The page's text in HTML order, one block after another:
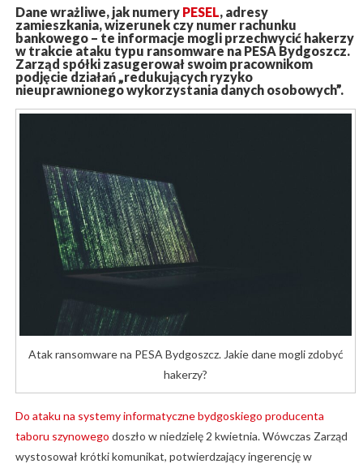
Dane wrażliwe, jak numery PESEL, adresy
zamieszkania, wizerunek czy numer rachunku
bankowego – te informacje mogli przechwycić hakerzy
w trakcie ataku typu ransomware na PESA Bydgoszcz.
Zarząd spółki zasugerował swoim pracownikom
podjęcie działań „redukujących ryzyko
nieuprawnionego wykorzystania danych osobowych”.
Atak ransomware na PESA Bydgoszcz. Jakie dane mogli zdobyć
hakerzy?
Do ataku na systemy informatyczne bydgoskiego producenta
taboru szynowego doszło w niedzielę 2 kwietnia. Wówczas Zarząd
wystosował krótki komunikat, potwierdzający ingerencję w